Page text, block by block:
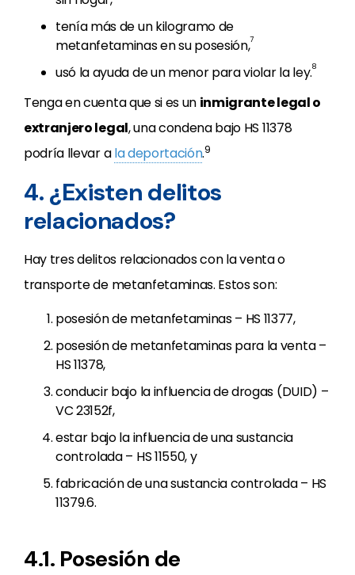
tenía más de un kilogramo de
metanfetaminas en su posesión,7
usó la ayuda de un menor para violar la ley.8
Tenga en cuenta que si es un inmigrante legal o
extranjero legal, una condena bajo HS 11378
podría llevar ala deportación.9
4. ¿Existen delitos
relacionados?
Hay tres delitos relacionados con la venta o
transporte de metanfetaminas. Estos son:
posesión de metanfetaminas – HS 11377,
posesión de metanfetaminas para la venta –
HS 11378,
conducir bajo la influencia de drogas (DUID) –
VC 23152f,
estar bajo la influencia de una sustancia
controlada – HS 11550, y
fabricación de una sustancia controlada – HS
11379.6.
4.1. Posesión de